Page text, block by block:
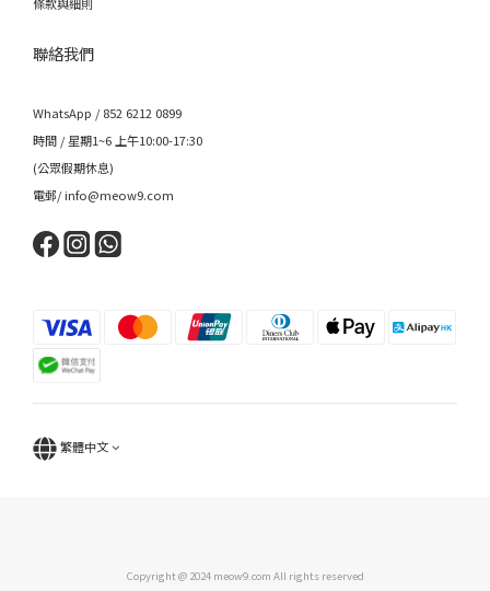
聯絡我們
WhatsApp / 852 6212 0899
時間 / 星期1~6 上午10:00-17:30
(公眾假期休息)
電郵/ info@meow9.com
繁體中文
Copyright @ 2024 meow9.com All rights reserved